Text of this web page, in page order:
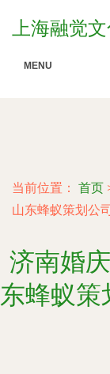
上海融觉
MENU
当前位置： 首页
山东蜂蚁策划公
济南婚
东蜂蚁策